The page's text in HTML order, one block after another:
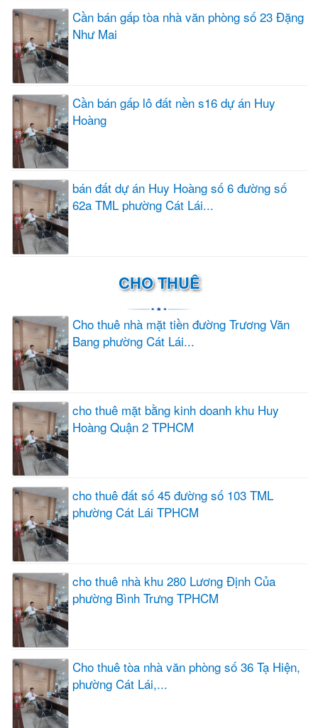
Cần bán gấp tòa nhà văn phòng số 23 Đặng
Như Mai
Cần bán gấp lô đất nền s16 dự án Huy
Hoàng
bán đất dự án Huy Hoàng số 6 đường số
62a TML phường Cát Lái...
CHO THUÊ
Cho thuê nhà mặt tiền đường Trương Văn
Bang phường Cát Lái...
cho thuê mặt bằng kinh doanh khu Huy
Hoàng Quận 2 TPHCM
cho thuê đất số 45 đường số 103 TML
phường Cát Lái TPHCM
cho thuê nhà khu 280 Lương Định Của
phường Bình Trưng TPHCM
Cho thuê tòa nhà văn phòng số 36 Tạ Hiện,
phường Cát Lái,...